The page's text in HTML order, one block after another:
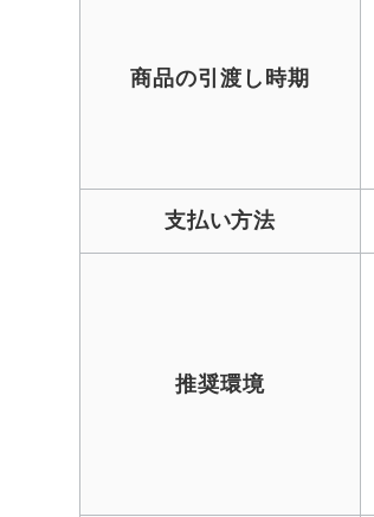
商品の引渡し時期
支払い方法
推奨環境